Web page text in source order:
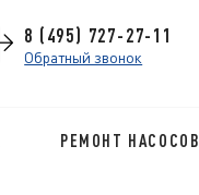
8 (495) 727-27-11
Обратный звонок
РЕМОНТ НАСОСОВ